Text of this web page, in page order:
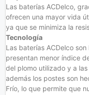
Las baterías ACDelco,
ofrecen una mayor vida
ya que se minimiza la
Tecnología
Las baterías ACDelco
presentan menor índice
del plomo utilizado y a
además los postes son
Frío, lo que permite que